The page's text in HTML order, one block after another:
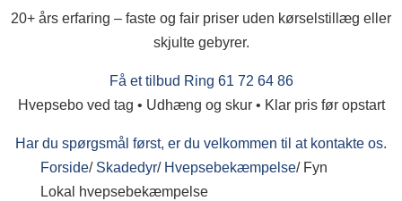
20+ års erfaring – faste og fair priser uden kørselstillæg eller
skjulte gebyrer.
Få et tilbud Ring 61 72 64 86
Hvepsebo ved tag • Udhæng og skur • Klar pris før opstart
Har du spørgsmål først, er du velkommen til at kontakte os.
Forside/ Skadedyr/ Hvepsebekæmpelse/ Fyn
Lokal hvepsebekæmpelse